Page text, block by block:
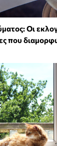
Οι
που